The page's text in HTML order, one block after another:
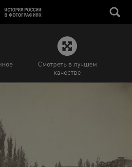
Смотреть в лучшем
качестве